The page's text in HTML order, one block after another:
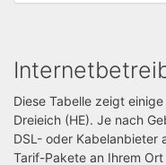
Diese Tabelle zeigt
Dreieich (HE). Je nach
DSL- oder Kabelanbieter
Tarif-Pakete an Ihrem